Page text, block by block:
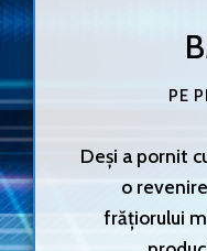
PE
Deși a pornit
o
frățiorului